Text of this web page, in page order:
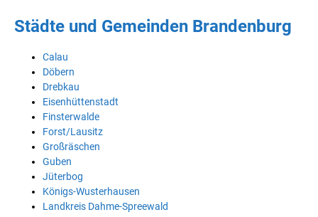
Städte und Gemeinden Brandenburg
Calau
Döbern
Drebkau
Eisenhüttenstadt
Finsterwalde
Forst/Lausitz
Großräschen
Guben
Jüterbog
Königs-Wusterhausen
Landkreis Dahme-Spreewald